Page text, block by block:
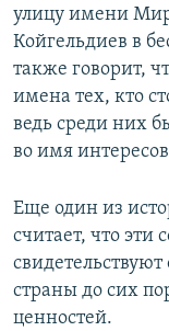
улицу имени
Койгельдиев в
также говорит,
имена тех, кто
ведь среди них
во имя
Еще один из
считает, что эти
страны до сих
ценностей.